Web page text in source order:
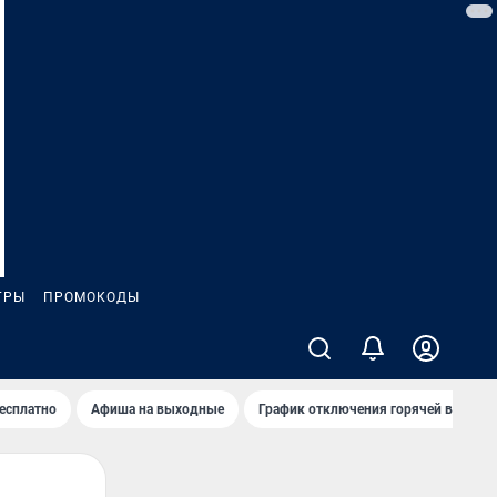
ПРОМОКОДЫ
Афиша на выходные График отключения горячей воды в